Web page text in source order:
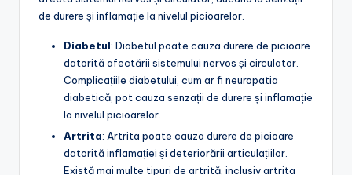
de durere și inflamație la nivelul picioarelor.
Diabetul: Diabetul poate cauza durere de picioare
datorită afectării sistemului nervos și circulator.
Complicațiile diabetului, cum ar fi neuropatia
diabetică, pot cauza senzații de durere și inflamație
la nivelul picioarelor.
Artrita: Artrita poate cauza durere de picioare
datorită inflamației și deteriorării articulațiilor.
Există mai multe tipuri de artrită, inclusiv artrita